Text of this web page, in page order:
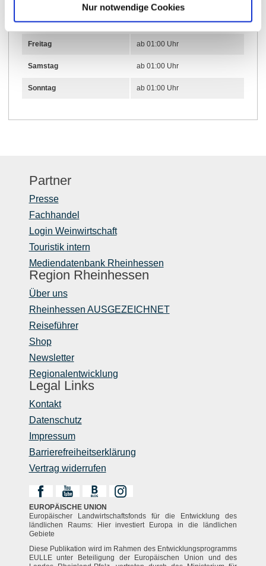
Nur notwendige Cookies
Donnerstag ab 01:00 Uhr
Freitag ab 01:00 Uhr
Samstag ab 01:00 Uhr
Sonntag ab 01:00 Uhr
Partner
Presse
Fachhandel
Login Weinwirtschaft
Touristik intern
Mediendatenbank Rheinhessen
Region Rheinhessen
Über uns
Rheinhessen AUSGEZEICHNET
Reiseführer
Shop
Newsletter
Regionalentwicklung
Legal Links
Kontakt
Datenschutz
Impressum
Barrierefreiheitserklärung
Vertrag widerrufen
EUROPÄISCHE UNION
Europäischer Landwirtschaftsfonds für die Entwicklung des
ländlichen Raums: Hier investiert Europa in die ländlichen
Gebiete
Diese Publikation wird im Rahmen des Entwicklungsprogramms
EULLE unter Beteiligung der Europäischen Union und des